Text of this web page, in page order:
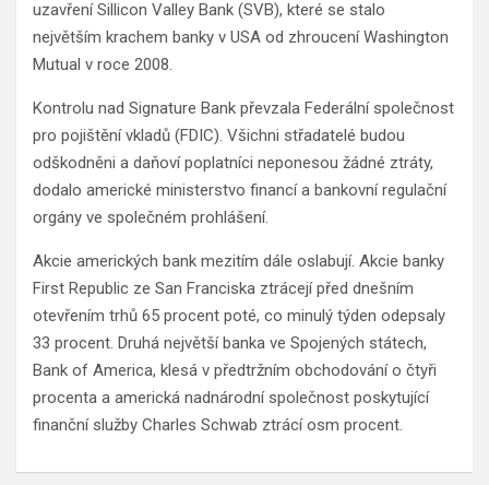
uzavření Sillicon Valley Bank (SVB), které se stalo
největším krachem banky v USA od zhroucení Washington
Mutual v roce 2008.
Kontrolu nad Signature Bank převzala Federální společnost
pro pojištění vkladů (FDIC). Všichni střadatelé budou
odškodněni a daňoví poplatníci neponesou žádné ztráty,
dodalo americké ministerstvo financí a bankovní regulační
orgány ve společném prohlášení.
Akcie amerických bank mezitím dále oslabují. Akcie banky
First Republic ze San Franciska ztrácejí před dnešním
otevřením trhů 65 procent poté, co minulý týden odepsaly
33 procent. Druhá největší banka ve Spojených státech,
Bank of America, klesá v předtržním obchodování o čtyři
procenta a americká nadnárodní společnost poskytující
finanční služby Charles Schwab ztrácí osm procent.